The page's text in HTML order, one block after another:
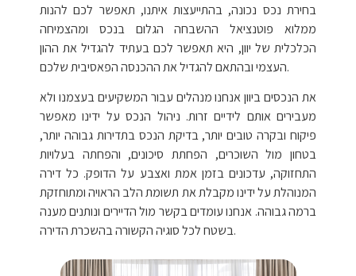
בחירת נכס נכונה, בהתייעצות איתנו, תאפשר לכם להנות
ממלוא פוטנציאל ההשבחה הגלום בנכס ומהצמיחה
הכלכלית של יוון, היא תאפשר לכם בעתיד להגדיל את ההון
העצמי ובהתאם להגדיל את ההכנסה הפאסיבית שלכם.
את הנכסים ביוון אנחנו מנהלים עבור המשקיעים בעצמנו ולא
מעבירים אותם לידיים זרות. ניהול הנכס על ידינו מאפשר
פיקוח ובקרה טובים יותר, בדיקת הנכס בתדירות גבוהה יותר,
בטחון מול השוכרים, הפחתת סיכונים, והפחתה בעלויות
התחזוקה, עדכונים בזמן אמת ואצבע על הדופק. כל דירה
המנוהלת על ידינו מקבלת את תשומת הלב הראויה ומתוחזקת
ברמה גבוהה. אנחנו עומדים בקשר מול הדיירים ונותנים מענה
בשטח לכל סוגיה הקשורה בהשכרת הדירה.